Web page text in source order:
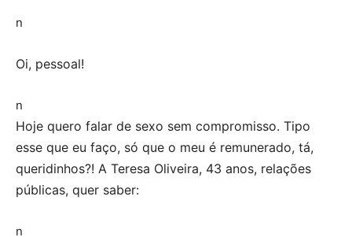
n
Oi, pessoal!
n
Hoje quero falar de sexo sem compromisso. Tipo
esse que eu faço, só que o meu é remunerado, tá,
queridinhos?! A Teresa Oliveira, 43 anos, relações
públicas, quer saber:
n